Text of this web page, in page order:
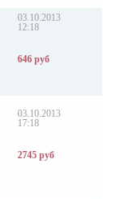
03.10.2013
12:18
646 руб
03.10.2013
17:18
2745 руб